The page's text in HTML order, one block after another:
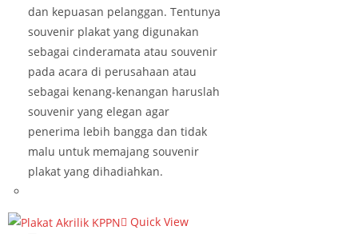
dan kepuasan pelanggan. Tentunya
souvenir plakat yang digunakan
sebagai cinderamata atau souvenir
pada acara di perusahaan atau
sebagai kenang-kenangan haruslah
souvenir yang elegan agar
penerima lebih bangga dan tidak
malu untuk memajang souvenir
plakat yang dihadiahkan.
Quick View